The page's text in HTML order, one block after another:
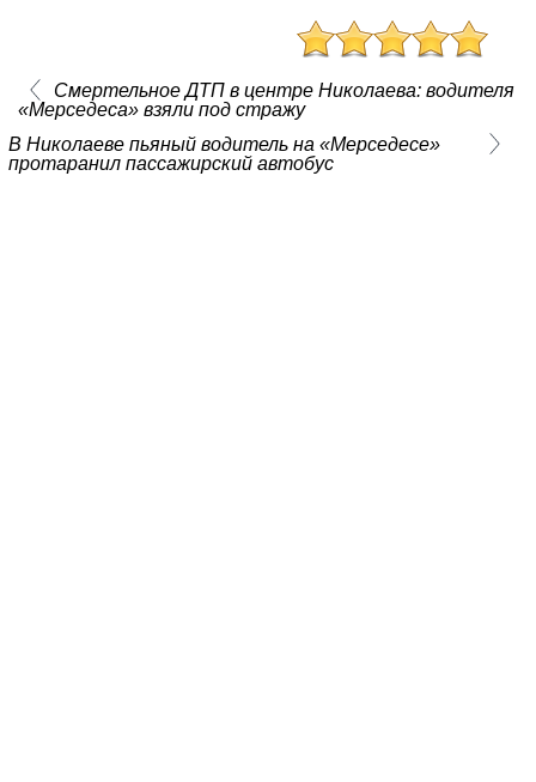
Смертельное ДТП в центре Николаева: водителя
«Мерседеса» взяли под стражу
В Николаеве пьяный водитель на «Мерседесе»
протаранил пассажирский автобус